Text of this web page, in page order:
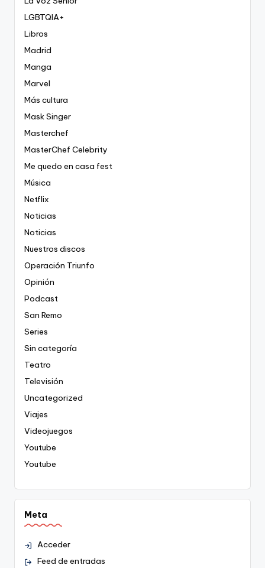
LGBTQIA+
Libros
Madrid
Manga
Marvel
Más cultura
Mask Singer
Masterchef
MasterChef Celebrity
Me quedo en casa fest
Música
Netflix
Noticias
Noticias
Nuestros discos
Operación Triunfo
Opinión
Podcast
San Remo
Series
Sin categoría
Teatro
Televisión
Uncategorized
Viajes
Videojuegos
Youtube
Youtube
Meta
Acceder
Feed de entradas